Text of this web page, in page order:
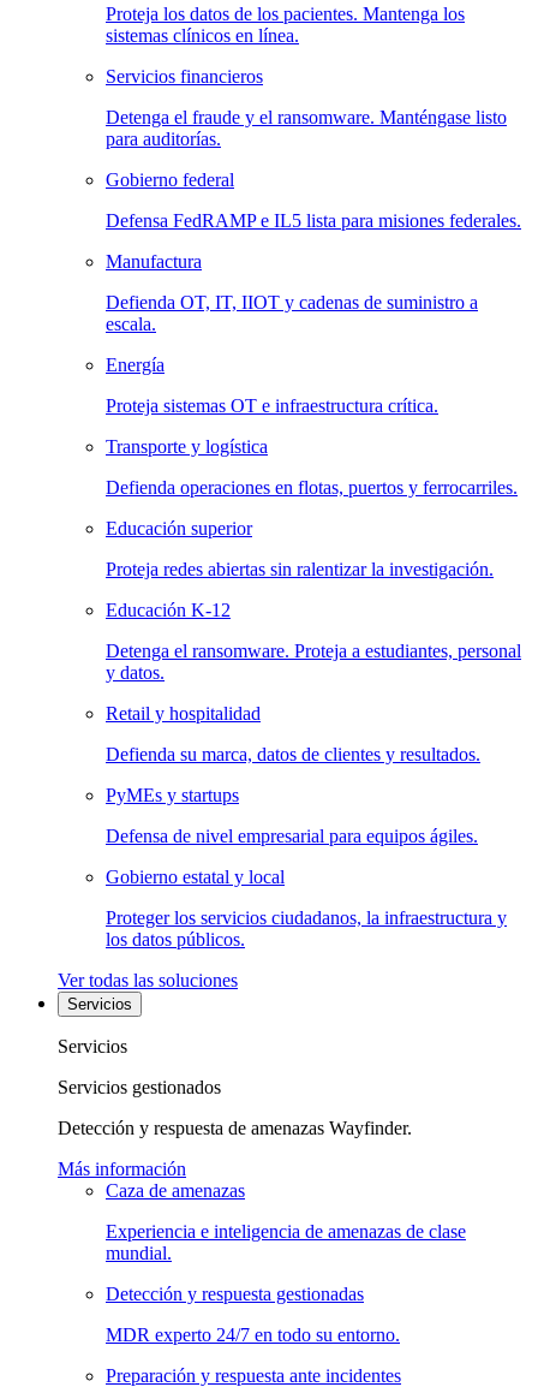
Proteja los datos de los pacientes. Mantenga los
sistemas clínicos en línea.
Servicios financieros
Detenga el fraude y el ransomware. Manténgase listo
para auditorías.
Gobierno federal
Defensa FedRAMP e IL5 lista para misiones federales.
Manufactura
Defienda OT, IT, IIOT y cadenas de suministro a
escala.
Energía
Proteja sistemas OT e infraestructura crítica.
Transporte y logística
Defienda operaciones en flotas, puertos y ferrocarriles.
Educación superior
Proteja redes abiertas sin ralentizar la investigación.
Educación K-12
Detenga el ransomware. Proteja a estudiantes, personal
y datos.
Retail y hospitalidad
Defienda su marca, datos de clientes y resultados.
PyMEs y startups
Defensa de nivel empresarial para equipos ágiles.
Gobierno estatal y local
Proteger los servicios ciudadanos, la infraestructura y
los datos públicos.
Ver todas las soluciones
Servicios
Servicios
Servicios gestionados
Detección y respuesta de amenazas Wayfinder.
Más información
Caza de amenazas
Experiencia e inteligencia de amenazas de clase
mundial.
Detección y respuesta gestionadas
MDR experto 24/7 en todo su entorno.
Preparación y respuesta ante incidentes